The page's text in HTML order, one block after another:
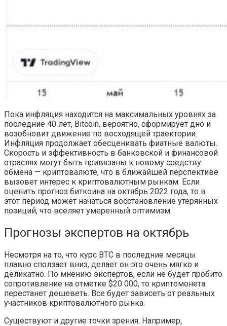
Пока инфляция находится на максимальных уровнях за
последние 40 лет, Bitcoin, вероятно, сформирует дно и
возобновит движение по восходящей траектории.
Инфляция продолжает обесценивать фиатные валюты.
Скорость и эффективность в банковской и финансовой
отраслях могут быть привязаны к новому средству
обмена — криптовалюте, что в ближайшей перспективе
вызовет интерес к криптовалютным рынкам. Если
оценить прогноз биткоина на октябрь 2022 года, то в
этот период может начаться восстановление утерянных
позиций, что вселяет умеренный оптимизм.
Прогнозы экспертов на октябрь
Несмотря на то, что курс BTC в последние месяцы
плавно сползает вниз, делает он это очень мягко и
деликатно. По мнению экспертов, если не будет пробито
сопротивление на отметке $20 000, то криптомонета
перестанет дешеветь. Все будет зависеть от реальных
участников криптовалютного рынка.
Существуют и другие точки зрения. Например,